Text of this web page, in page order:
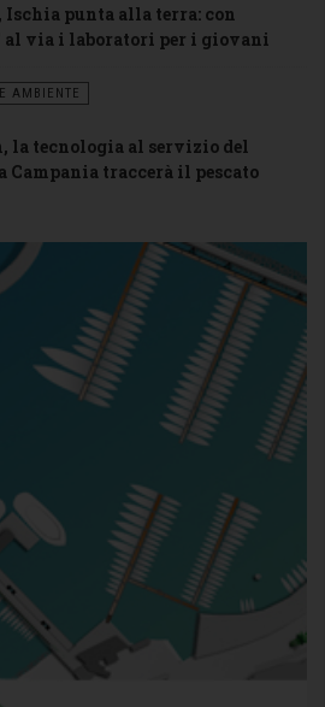
punta alla terra: con
al via i laboratori per i giovani
AMBIENTE
la tecnologia al servizio del
Campania traccerà il pescato